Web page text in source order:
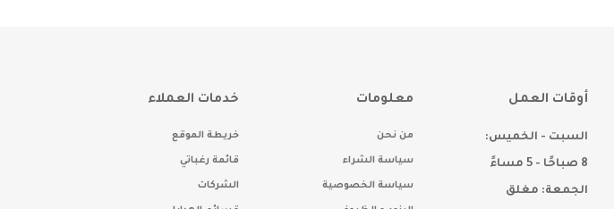
أوقات العمل
السبت - الخميس:
8 صباحًا - 5 مساءً
الجمعة: مغلق
معلومات
من نحن
سياسة الشراء
سياسة الخصوصية
خدمات العملاء
خريطة الموقع
قائمة رغباتي
الشركات